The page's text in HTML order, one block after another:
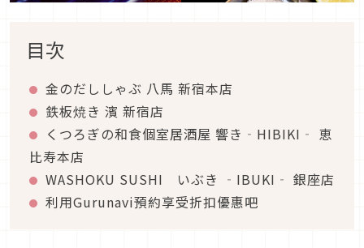
目次
金のだししゃぶ 八馬 新宿本店
鉄板焼き 濱 新宿店
くつろぎの和食個室居酒屋 響き‐HIBIKI‐ 恵
比寿本店
WASHOKU SUSHI いぶき ‐IBUKI‐ 銀座店
利用Gurunavi預約享受折扣優惠吧